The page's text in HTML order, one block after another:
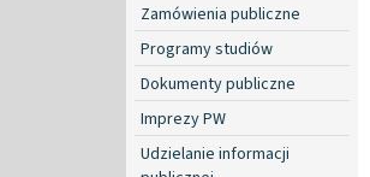
Zamówienia publiczne
Programy studiów
Dokumenty publiczne
Imprezy PW
Udzielanie informacji